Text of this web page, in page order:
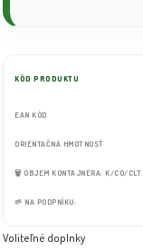
KÓD PRODUKTU
EAN KÓD
ORIENTAČNÁ HMOTNOSŤ
🗑️ OBJEM KONTAJNERA: K/CO/CLT
🌱 NA PODPNÍKU:
Voliteľné doplnky